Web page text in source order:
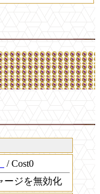
/ Cost0
ージを無効化